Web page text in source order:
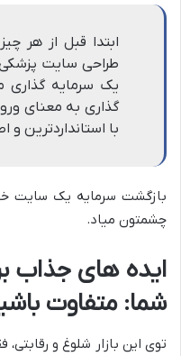
ابتدا قبل از هر
طراحی سایت
یک سرمایه گذاری
گذاری به معنای
با استانداردترین
بازگشت سرمایه یک سایت
چشمتون میاد.
ایده های جذاب
شما: متفاوت
توی این بازار شلوغ و